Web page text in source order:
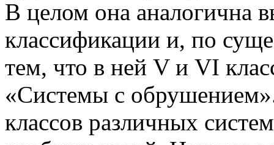
В целом она аналогична
классификации и, по
тем, что в ней V и VI
«Системы с
классов различных